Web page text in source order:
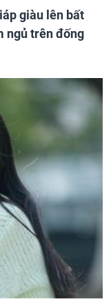
giàu lên bất
ngủ trên đống